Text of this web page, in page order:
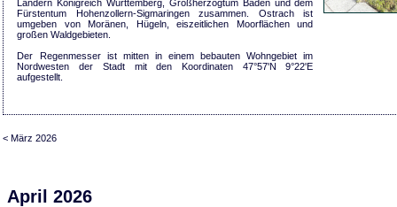
Ländern Königreich Württemberg, Großherzogtum Baden und dem
Fürstentum Hohenzollern-Sigmaringen zusammen. Ostrach ist
umgeben von Moränen, Hügeln, eiszeitlichen Moorflächen und
großen Waldgebieten.
Der Regenmesser ist mitten in einem bebauten Wohngebiet im
Nordwesten der Stadt mit den Koordinaten 47°57'N 9°22'E
aufgestellt.
< März 2026
April 2026